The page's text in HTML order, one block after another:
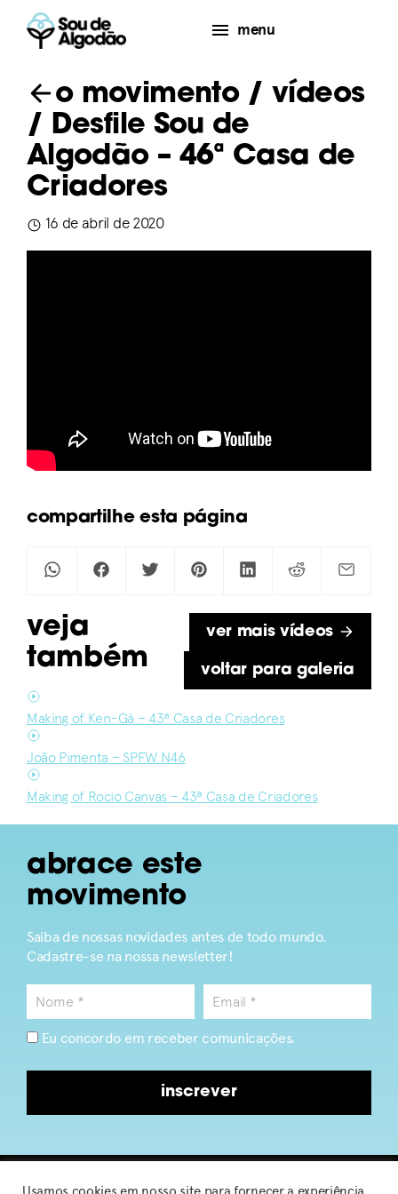
menu
o movimento/vídeos
/ Desfile Sou de
Algodão – 46ª Casa de
Criadores
16 de abril de 2020
compartilhe esta página
veja
também
ver mais vídeos
voltar para galeria
Making of Ken-Gá – 43ª Casa de Criadores
João Pimenta – SPFW N46
Making of Rocio Canvas – 43ª Casa de Criadores
abrace este
movimento
Saiba de nossas novidades antes de todo mundo.
Cadastre-se na nossa newsletter!
Eu concordo em receber comunicações.
inscrever